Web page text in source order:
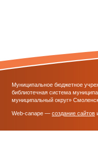
Муниципальное бюджетное
библиотечная система
муниципальный округ»
Web-canape — создание сайтов